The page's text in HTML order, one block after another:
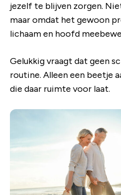
jezelf te blijven zorgen.
maar omdat het gewoon
lichaam en hoofd
Gelukkig vraagt dat geen
routine. Alleen een beetje
die daar ruimte voor laat.